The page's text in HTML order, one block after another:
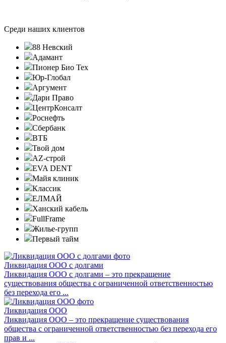
Среди наших клиентов
88 Невский
Адамант
Пионер Био Тех
Юр-Глобал
Аргумент
Дари Право
ЦентрКонсалт
Роснефть
Сбербанк
ВТБ
Твой дом
AZ-строй
EVA DENT
Майя клиник
Классик
ЕЛМАЙ
Ханский кабель
FullFrame
Жилье-групп
Первый тайм
Ликвидация ООО с долгами
Ликвидация ООО с долгами – это прекращение
существования общества с ограниченной ответственностью
без перехода его ...
Ликвидация ООО
Ликвидация ООО – это прекращение существования
общества с ограниченной ответственностью без перехода его
прав и ...